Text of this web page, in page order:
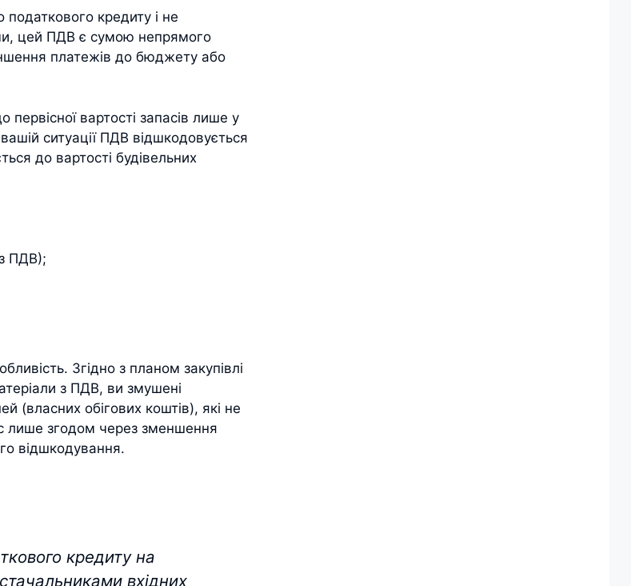
кредиту і не
цей ПДВ є сумою непрямого
платежів до бюджету або
вартості запасів лише у
ситуації ПДВ відшкодовується
до вартості будівельних
ПДВ);
Згідно з планом закупівлі
з ПДВ, ви змушені
(власних обігових коштів), які не
лише згодом через зменшення
відшкодування.
кредиту на
вхідних